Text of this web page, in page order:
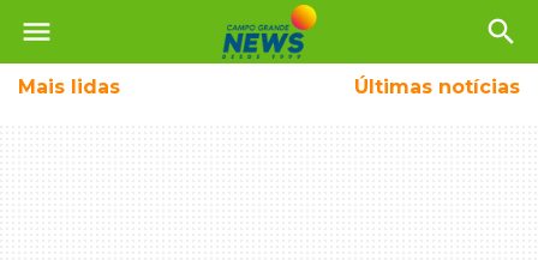
menu search
Mais lidas Últimas notícias